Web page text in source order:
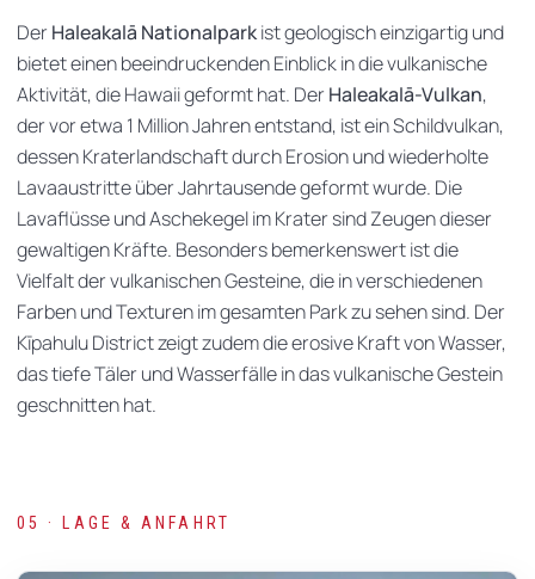
Der Haleakalā Nationalparkist geologisch einzigartig und
bietet einen beeindruckenden Einblick in die vulkanische
Aktivität, die Hawaii geformt hat. Der Haleakalā-Vulkan,
der vor etwa 1 Million Jahren entstand, ist ein Schildvulkan,
dessen Kraterlandschaft durch Erosion und wiederholte
Lavaaustritte über Jahrtausende geformt wurde. Die
Lavaflüsse und Aschekegel im Krater sind Zeugen dieser
gewaltigen Kräfte. Besonders bemerkenswert ist die
Vielfalt der vulkanischen Gesteine, die in verschiedenen
Farben und Texturen im gesamten Park zu sehen sind. Der
Kīpahulu District zeigt zudem die erosive Kraft von Wasser,
das tiefe Täler und Wasserfälle in das vulkanische Gestein
geschnitten hat.
05 · LAGE & ANFAHRT